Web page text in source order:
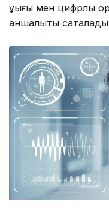
құқығы мен цифрлық
қаншалықты